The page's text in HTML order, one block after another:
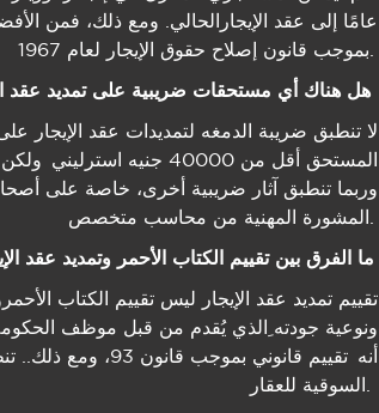
عامًا إلى عقد الإیجارالحالي. ومع ذلك، فمن
لا تنطبق ضریبة الدمغه لتمدیدات عقد الإیجار
المستحق أقل من 40000
وربما تنطبق آثار ضریبیة أخرى، خاصة على
تقییم تمدید عقد الإیجار لیس تقییم الكتاب
ونوعیة جودته ِالذي یُقدم من قبل موظف